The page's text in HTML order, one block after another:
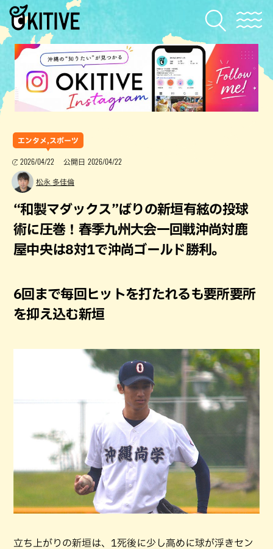
エンタメ,スポーツ
2026/04/22 公開日 2026/04/22
松永 多佳倫
“和製マダックス”ばりの新垣有絃の投球
術に圧巻！春季九州大会一回戦沖尚対鹿
屋中央は8対1で沖尚ゴールド勝利。
6回まで毎回ヒットを打たれるも要所要所
を抑え込む新垣
立ち上がりの新垣は、1死後に少し高めに球が浮きセン